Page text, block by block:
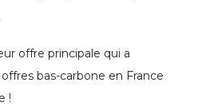
offre principale qui a
bas-carbone en France
!